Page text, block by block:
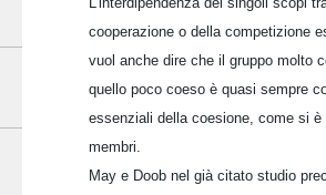
cooperazione o della competizione
vuol anche dire che il gruppo molto
quello poco coeso è quasi sempre
essenziali della coesione, come si
membri.
May e Doob nel già citato studio